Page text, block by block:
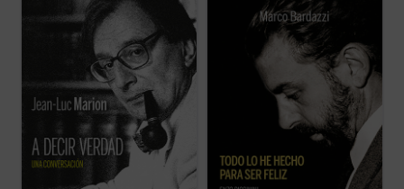
¿Hacia dónde va el mundo? ¿Cuál es el
estado de la Iglesia? ¿Qué futuro tiene
Europa? Estas son algunas de las
preguntas formuladas por el periodista
especializado en el mundo de la cultura
Paul-François Paoli a las que Jean-Luc
(ver ficha)
En mayo de 1999, 7.000 personas
abarrotaron la basílica de San Petronio en
Bolonia para dar su último adiós a Enzo
Piccinini, cirujano del hospital de
Sant'Orsola. ¿Quién era este joven médico
que había sido capaz de dejar una huella